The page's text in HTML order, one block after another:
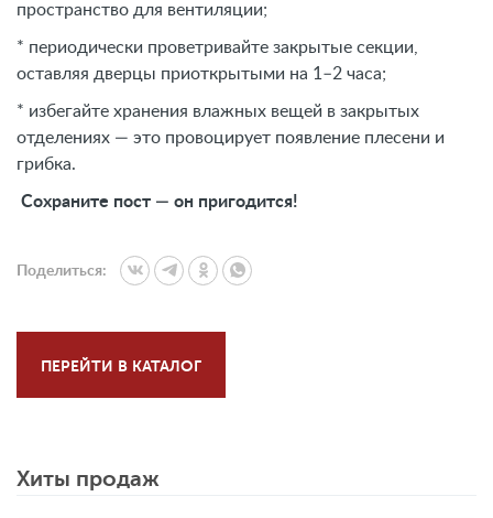
пространство для вентиляции;
* периодически проветривайте закрытые секции,
оставляя дверцы приоткрытыми на 1–2 часа;
* избегайте хранения влажных вещей в закрытых
отделениях — это провоцирует появление плесени и
грибка.
Сохраните пост — он пригодится!
Поделиться:
ПЕРЕЙТИ В КАТАЛОГ
Хиты продаж